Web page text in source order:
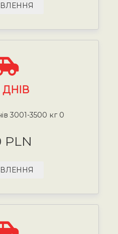
ДНІВ
3001-3500 кг 0
PLN